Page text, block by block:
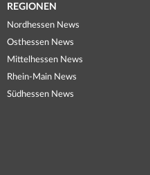
REGIONEN
Nordhessen News
Osthessen News
Mittelhessen News
Rhein-Main News
Südhessen News